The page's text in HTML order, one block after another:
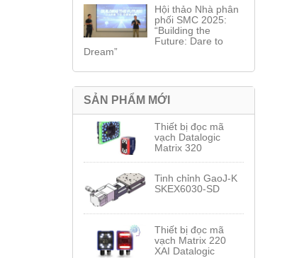
Hội thảo Nhà phân
phối SMC 2025:
“Building the
Future: Dare to
Dream”
SẢN PHẨM MỚI
Thiết bị đọc mã
vạch Datalogic
Matrix 320
Tinh chỉnh GaoJ-K
SKEX6030-SD
Thiết bị đọc mã
vạch Matrix 220
XAI Datalogic